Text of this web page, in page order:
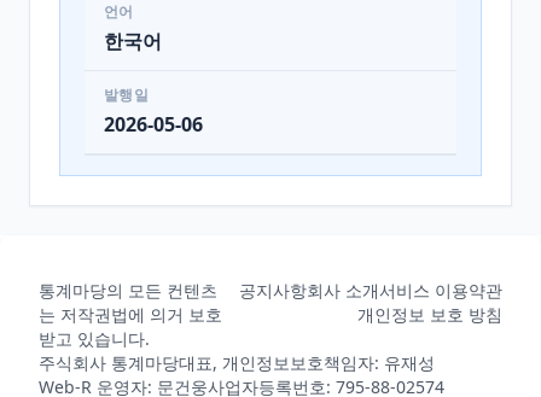
언어
한국어
발행일
2026-05-06
통계마당의 모든 컨텐츠
는 저작권법에 의거 보호
받고 있습니다.
공지사항회사 소개서비스 이용약관
개인정보 보호 방침
주식회사 통계마당대표, 개인정보보호책임자: 유재성
Web-R 운영자: 문건웅사업자등록번호: 795-88-02574